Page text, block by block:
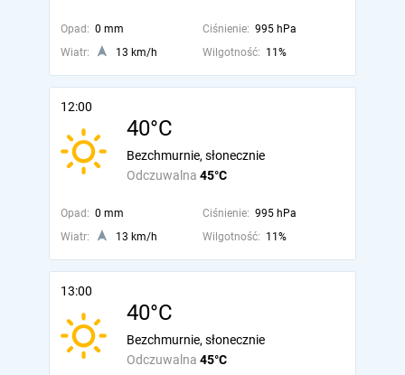
Opad: 0 mm Ciśnienie: 995 hPa
Wiatr:
13 km/h Wilgotność: 11%
12:00
40°C
Odczuwalna 45°C
Bezchmurnie, słonecznie
Opad: 0 mm Ciśnienie: 995 hPa
Wiatr:
13 km/h Wilgotność: 11%
13:00
40°C
Odczuwalna 45°C
Bezchmurnie, słonecznie